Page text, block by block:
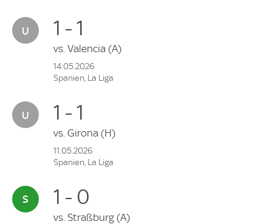
1 - 1
vs. Valencia (A)
14.05.2026
Spanien, La Liga
1 - 1
vs. Girona (H)
11.05.2026
Spanien, La Liga
1 - 0
vs. Straßburg (A)